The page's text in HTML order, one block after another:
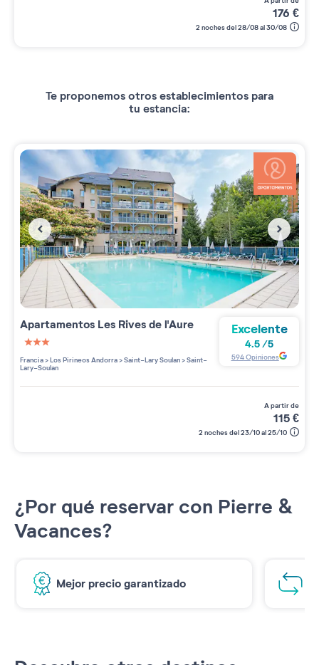
176 €
2 noches del 28/08 al 30/08
Te proponemos otros establecimientos para
tu estancia:
Apartamentos Les Rives de l'Aure
3 étoiles sur 5
Francia>Los Pirineos Andorra>Saint-Lary Soulan>Saint-
Lary-Soulan
Excelente
4.5/5
594Opiniones
a partir de
115€
2 noches del 23/10 al 25/10
¿Por qué reservar con Pierre &
Vacances?
Mejor precio garantizado